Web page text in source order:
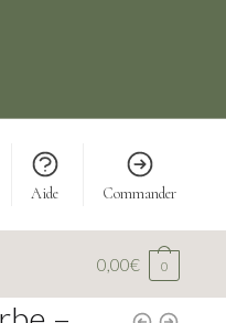
Aide Commander
0,00€ 0